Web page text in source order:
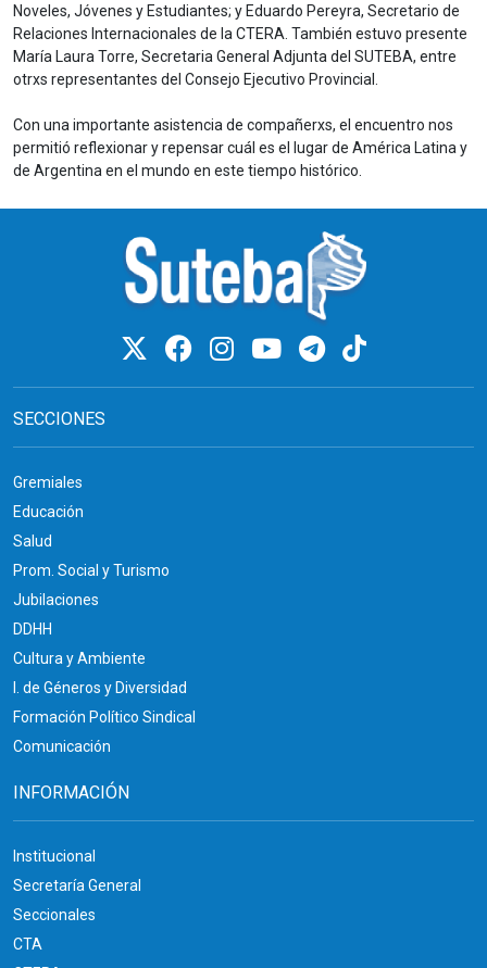
Noveles, Jóvenes y Estudiantes; y Eduardo Pereyra, Secretario de
Relaciones Internacionales de la CTERA. También estuvo presente
María Laura Torre, Secretaria General Adjunta del SUTEBA, entre
otrxs representantes del Consejo Ejecutivo Provincial.
Con una importante asistencia de compañerxs, el encuentro nos
permitió reflexionar y repensar cuál es el lugar de América Latina y
de Argentina en el mundo en este tiempo histórico.
SECCIONES
Gremiales
Educación
Salud
Prom. Social y Turismo
Jubilaciones
DDHH
Cultura y Ambiente
I. de Géneros y Diversidad
Formación Político Sindical
Comunicación
INFORMACIÓN
Institucional
Secretaría General
Seccionales
CTA